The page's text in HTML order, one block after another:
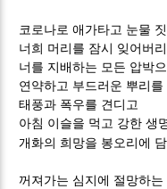
코로나로 애가타고 눈물
너희 머리를 잠시 잊어버
너를 지배하는 모든 압박
연약하고 부드러운 뿌리를
태풍과 폭우를 견디고
아침 이슬을 먹고 강한 생
개화의 희망을 봉오리에
꺼져가는 심지에 절망하는